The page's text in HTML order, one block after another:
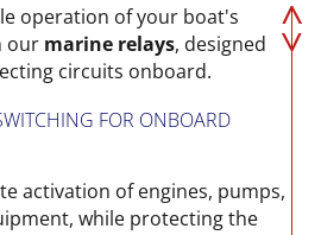
operation of your boat's
our marine relays, designed
circuits onboard.
FOR ONBOARD
activation of engines, pumps,
while protecting the